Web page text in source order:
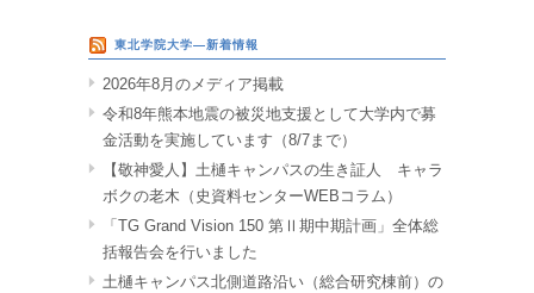
東北学院大学―新着情報
2026年8月のメディア掲載
令和8年熊本地震の被災地支援として大学内で募
金活動を実施しています（8/7まで）
【敬神愛人】土樋キャンパスの生き証人 キャラ
ボクの老木（史資料センターWEBコラム）
「TG Grand Vision 150 第Ⅱ期中期計画」全体総
括報告会を行いました
土樋キャンパス北側道路沿い（総合研究棟前）の